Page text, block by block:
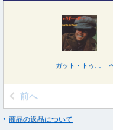
前へ
商品の返品について